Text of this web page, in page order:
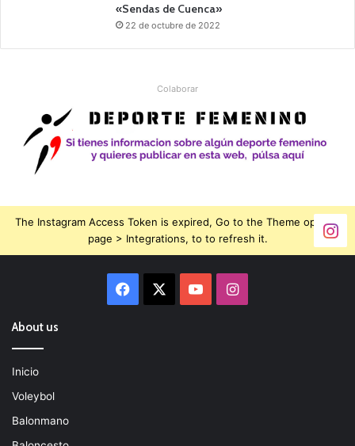
«Sendas de Cuenca»
22 de octubre de 2022
Colaborar
The Instagram Access Token is expired, Go to the Theme options
page > Integrations, to to refresh it.
Facebook YouTubeInstagram
About us
Inicio
Voleybol
Balonmano